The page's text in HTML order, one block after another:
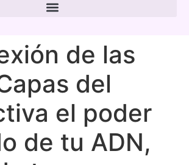
de las
del
el poder
de tu ADN,